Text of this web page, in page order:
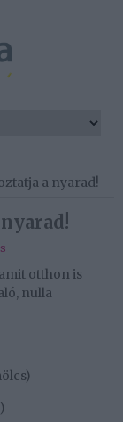
a nyarad!
otthon is
nulla